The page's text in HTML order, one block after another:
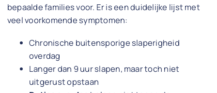
bepaalde families voor. Er is een duidelijke lijst met
veel voorkomende symptomen:
Chronische buitensporige slaperigheid
overdag
Langer dan 9 uur slapen, maar toch niet
uitgerust opstaan